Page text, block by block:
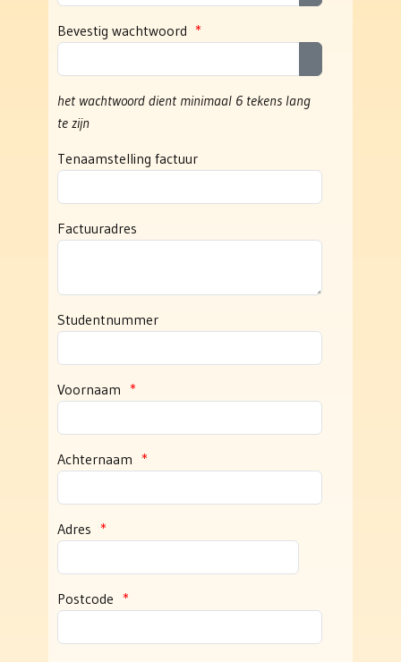
Bevestig wachtwoord *
het wachtwoord dient minimaal 6 tekens lang
te zijn
Tenaamstelling factuur
Factuuradres
Studentnummer
Voornaam *
Achternaam *
Adres *
Postcode *